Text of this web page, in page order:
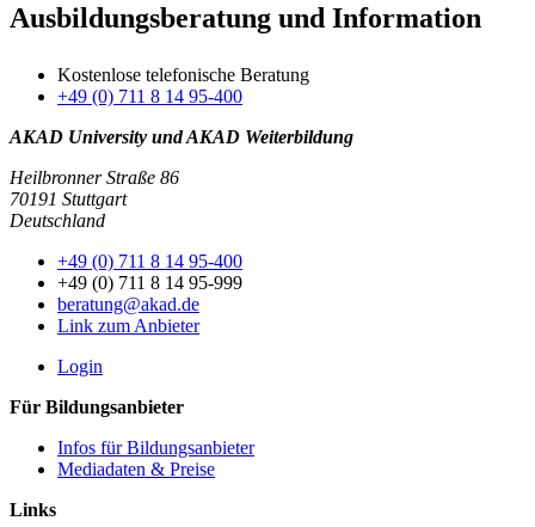
Ausbildungsberatung und Information
Kostenlose telefonische Beratung
+49 (0) 711 8 14 95-400
AKAD University und AKAD Weiterbildung
Heilbronner Straße 86
70191 Stuttgart
Deutschland
+49 (0) 711 8 14 95-400
+49 (0) 711 8 14 95-999
beratung@akad.de
Link zum Anbieter
Login
Für Bildungsanbieter
Infos für Bildungsanbieter
Mediadaten & Preise
Links